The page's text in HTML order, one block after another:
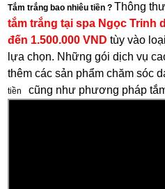
Tắm trắng bao nhiêu tiền ? Thông
tắm trắng tại spa Ngọc Trinh
đến 1.500.000 VND tùy vào
lựa chọn. Những gói dịch vụ
thêm các sản phẩm chăm sóc
tiền
cũng như phương pháp